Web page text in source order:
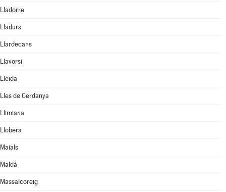
Lladorre
Lladurs
Llardecans
Llavorsí
Lleida
Lles de Cerdanya
Llimiana
Llobera
Maials
Maldà
Massalcoreig